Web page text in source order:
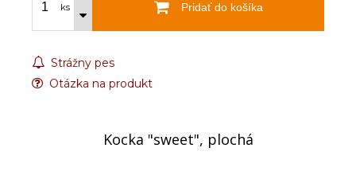
ks Pridať do košíka
Strážny pes
Otázka na produkt
Kocka "sweet", plochá